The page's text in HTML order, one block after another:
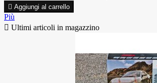
 Aggiungi al carrello
Più
 Ultimi articoli in magazzino